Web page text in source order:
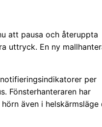
att pausa och återuppta
uttryck. En ny
per
Fönsterhanteraren har
även i helskärmsläge